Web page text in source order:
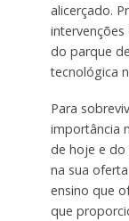
alicerçado.
do parque
tecnológica
Para
importância
de hoje e do
na sua oferta
ensino que
que